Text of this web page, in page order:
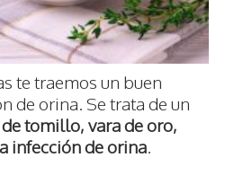
te traemos un buen
de orina. Se trata de un
tomillo, vara de oro,
infección de orina